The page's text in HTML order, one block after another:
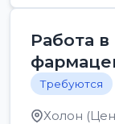
Работа
Требуются
Холон